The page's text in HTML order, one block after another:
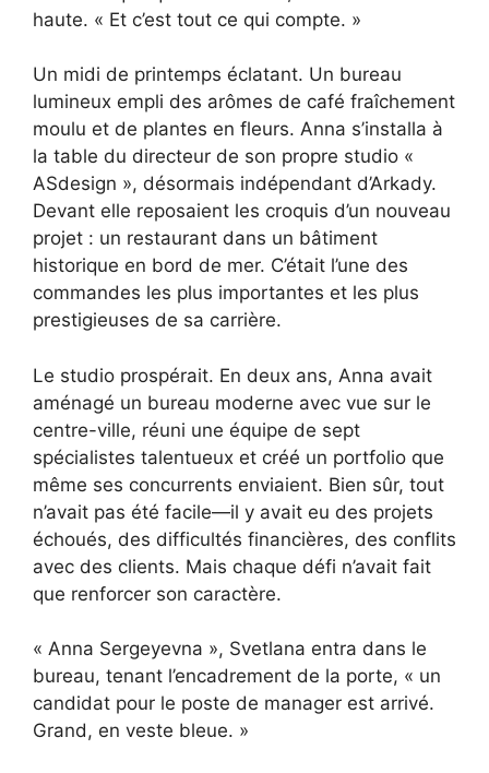
haute. « Et c’est tout ce qui compte. »
Un midi de printemps éclatant. Un bureau
lumineux empli des arômes de café fraîchement
moulu et de plantes en fleurs. Anna s’installa à
la table du directeur de son propre studio «
ASdesign », désormais indépendant d’Arkady.
Devant elle reposaient les croquis d’un nouveau
projet : un restaurant dans un bâtiment
historique en bord de mer. C’était l’une des
commandes les plus importantes et les plus
prestigieuses de sa carrière.
Le studio prospérait. En deux ans, Anna avait
aménagé un bureau moderne avec vue sur le
centre-ville, réuni une équipe de sept
spécialistes talentueux et créé un portfolio que
même ses concurrents enviaient. Bien sûr, tout
n’avait pas été facile—il y avait eu des projets
échoués, des difficultés financières, des conflits
avec des clients. Mais chaque défi n’avait fait
que renforcer son caractère.
« Anna Sergeyevna », Svetlana entra dans le
bureau, tenant l’encadrement de la porte, « un
candidat pour le poste de manager est arrivé.
Grand, en veste bleue. »